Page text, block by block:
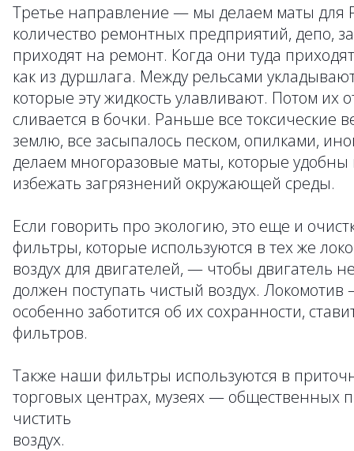
Третье направление — мы делаем маты
количество ремонтных предприятий, депо,
приходят на ремонт. Когда они туда
как из дуршлага. Между рельсами
которые эту жидкость улавливают. Потом их
сливается в бочки. Раньше все токсические
землю, все засыпалось песком, опилками,
делаем многоразовые маты, которые
избежать загрязнений окружающей среды.
Если говорить про экологию, это еще и
фильтры, которые используются в тех же
воздух для двигателей, — чтобы двигатель
должен поступать чистый воздух.
особенно заботится об их сохранности,
фильтров.
Также наши фильтры используются в
торговых центрах, музеях — общественных
чистить
воздух.